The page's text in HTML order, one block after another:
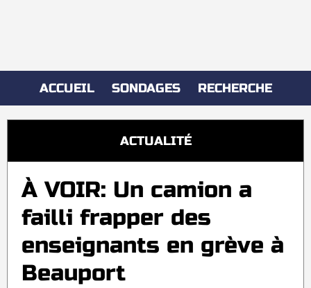
ACCUEIL SONDAGES RECHERCHE
ACTUALITÉ
À VOIR: Un camion a
failli frapper des
enseignants en grève à
Beauport